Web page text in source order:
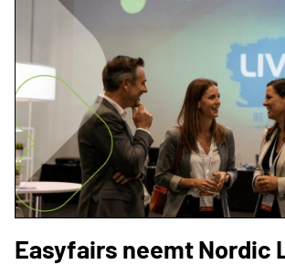
Easyfairs neemt Nordic